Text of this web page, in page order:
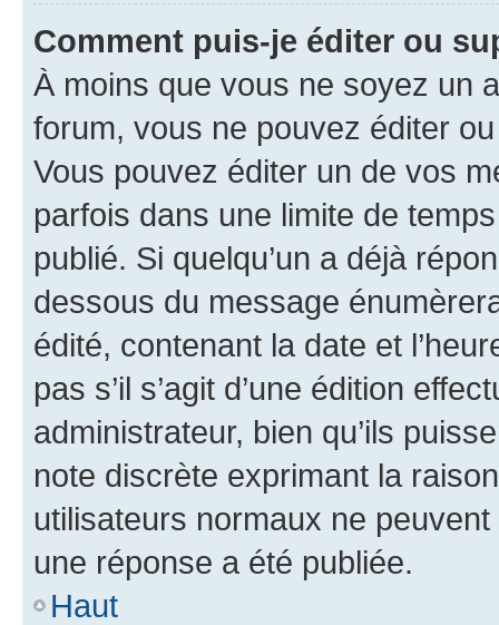
Comment puis-je éditer ou
À moins que vous ne soyez un
forum, vous ne pouvez éditer
Vous pouvez éditer un de vos
parfois dans une limite de
publié. Si quelqu’un a déjà
dessous du message
édité, contenant la date et
pas s’il s’agit d’une édition
administrateur, bien qu’ils
note discrète exprimant la
utilisateurs normaux ne
une réponse a été publiée.
Haut